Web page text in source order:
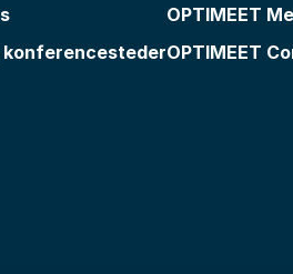
konferencesteder
OPTIMEET
OPTIMEET